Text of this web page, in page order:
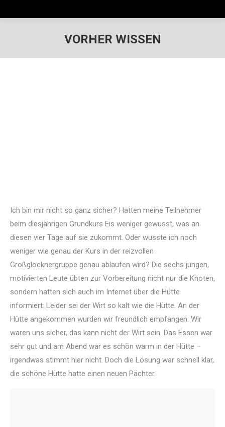
VORHER WISSEN
Ich bin mir nicht so ganz sicher? Hatten meine Teilnehmer
beim diesjährigen Grundkurs Eis weniger gewusst, was an
diesen vier Tage auf sie zukommt. Oder wusste ich noch
weniger wie genau der Kurs in der reizvollen
Großglocknergruppe genau ablaufen wird? Die sechs jungen,
motivierten Leute übten zur Vorbereitung nicht nur die Knoten,
sondern hatten sich auch im Internet über die Hütte
informiert: Leider sei der Wirt so kalt wie die Hütte. An der
Hütte angekommen wurden wir freundlich empfangen. Wir
waren uns sicher, das kann nicht der Wirt sein. Das Essen war
sehr gut und am Abend war es schön warm in der Hütte –
irgendwas stimmt hier nicht. Doch die Lösung war schnell klar,
die schöne Hütte hatte einen neuen Pächter.